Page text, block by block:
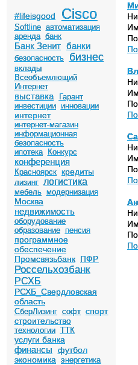
#lifeisgood Cisco
Softline автоматизация
аренда банк
Банк Зенит банки
безопасность бизнес
вклады
Всеобъемлющий
Интернет
выставка
Гарант
инвестиции инновации
интернет
интернет-магазин
информационная
безопасность
ипотека
Конкурс
конференция
Красноярск кредиты
лизинг логистика
мебель модернизация
Москва
недвижимость
оборудование
образование пенсия
программное
обеспечение
Промсвязьбанк ПФР
Россельхозбанк
РСХБ
РСХБ_Свердловская
область
СберЛизинг софт спорт
строительство
технологии ТТК
услуги банка
финансы
футбол
экономика
энергетика